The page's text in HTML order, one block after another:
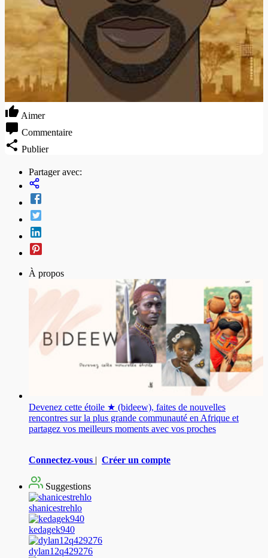
Aimer
Commentaire
Publier
Partager avec:
À propos
Devenez cette étoile ★ (bideew), faites de nouvelles
rencontres sur la plus grande communauté en Afrique et
partagez vos meilleurs moments avec vos proches
Connectez-vous | Créer un compte
Suggestions
shanicestrehlo
kedagek940
dylan12q429276